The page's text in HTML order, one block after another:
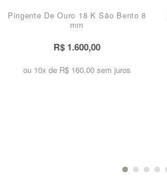
Pingente De Ouro 18 K São Bento 8
mm
R$ 1.600,00
ou 10x de R$ 160,00 sem juros